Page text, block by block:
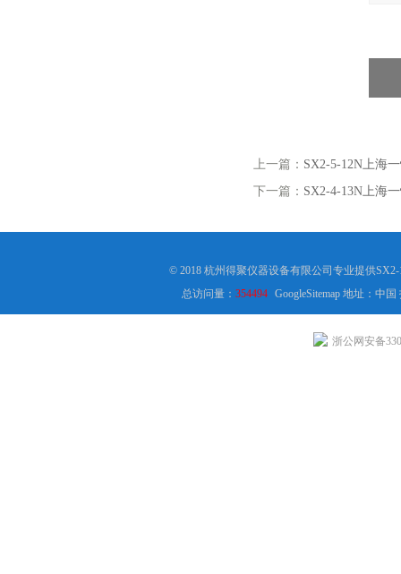
上一篇： SX2-5-12N上海
下一篇： SX2-4-13N上海
© 2018 杭州得聚仪器设备有限公司专业提供
总访问量：354494 GoogleSitemap地址：中国
浙公网安备